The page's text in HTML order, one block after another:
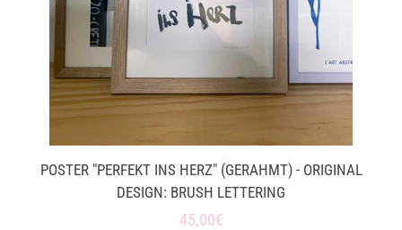
POSTER "PERFEKT INS HERZ" (GERAHMT) - ORIGINAL
DESIGN: BRUSH LETTERING
Normaler
45,00€